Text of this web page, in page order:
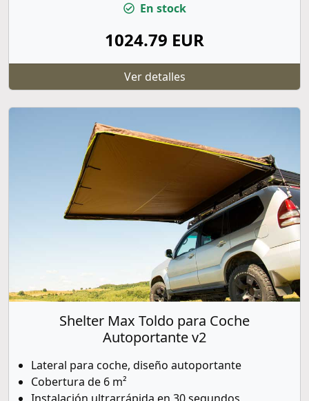
En stock
1024.79 EUR
Ver detalles
Shelter Max Toldo para Coche
Autoportante v2
Lateral para coche, diseño autoportante
Cobertura de 6 m²